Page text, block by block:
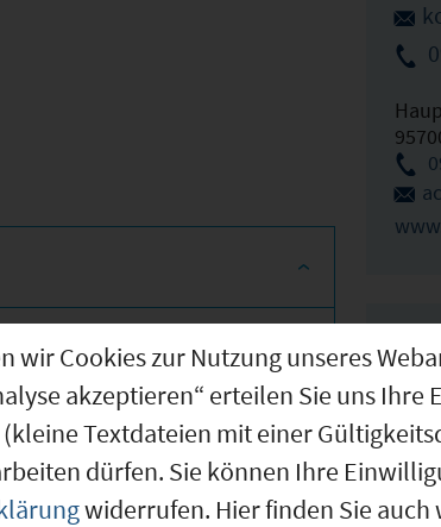
Cookies zur Nutzung unseres
akzeptieren“ erteilen Sie uns Ihre
Textdateien mit einer
dürfen. Sie können Ihre
widerrufen. Hier finden Sie